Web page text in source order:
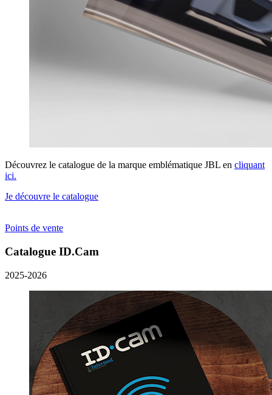
Découvrez le catalogue de la marque emblématique JBL en cliquant
ici.
Je découvre le catalogue
Points de vente
Catalogue ID.Cam
2025-2026